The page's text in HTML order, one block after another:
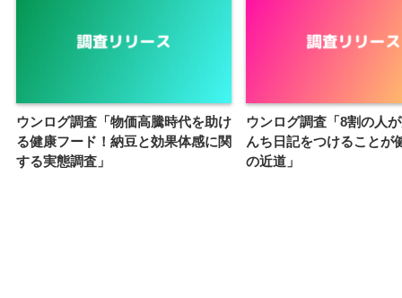
ウンログ調査「物価高騰時代を助け
る健康フード！納豆と効果体感に関
する実態調査」
ウンログ調査「8割の人
んち日記をつけることが
の近道」